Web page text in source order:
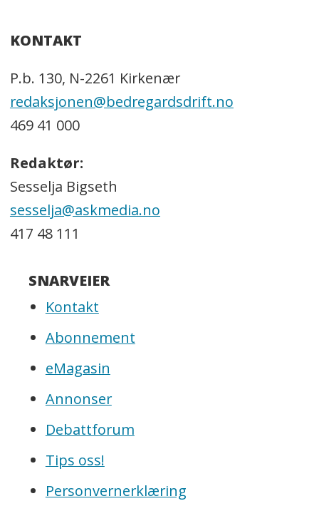
KONTAKT
P.b. 130, N-2261 Kirkenær
redaksjonen@bedregardsdrift.no
469 41 000
Redaktør:
Sesselja Bigseth
sesselja@askmedia.no
417 48 111
SNARVEIER
Kontakt
Abonnement
eMagasin
Annonser
Debattforum
Tips oss!
Personvernerklæring